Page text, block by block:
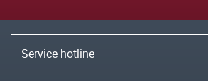
Service hotline